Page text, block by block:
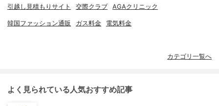
引越し見積もりサイト 交際クラブ AGAクリニック
韓国ファッション通販 ガス料金 電気料金
カテゴリ一覧へ
よく見られている人気おすすめ記事